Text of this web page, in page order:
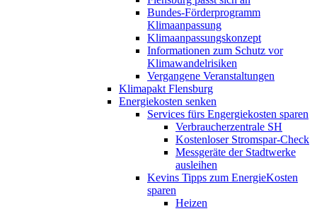
Bundes-Förderprogramm
Klimaanpassung
Klimaanpassungskonzept
Informationen zum Schutz vor
Klimawandelrisiken
Vergangene Veranstaltungen
Klimapakt Flensburg
Energiekosten senken
Services fürs Engergiekosten sparen
Verbraucherzentrale SH
Kostenloser Stromspar-Check
Messgeräte der Stadtwerke
ausleihen
Kevins Tipps zum EnergieKosten
sparen
Heizen